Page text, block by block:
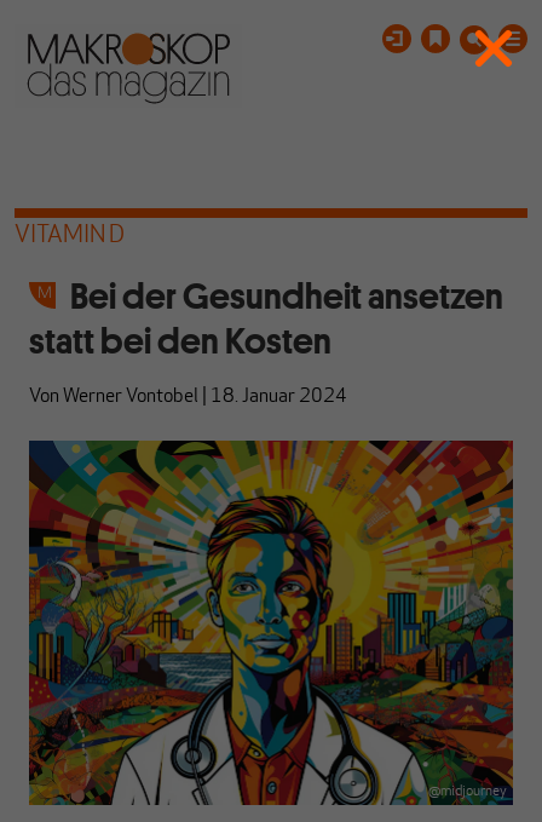
VITAMIN D
Bei der Gesundheit ansetzen
statt bei den Kosten
Von Werner Vontobel 18. Januar 2024
@midjourney